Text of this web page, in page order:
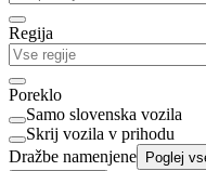
Regija
Poreklo
Samo slovenska vozila
Skrij vozila v prihodu
Dražbe namenjene Poglej